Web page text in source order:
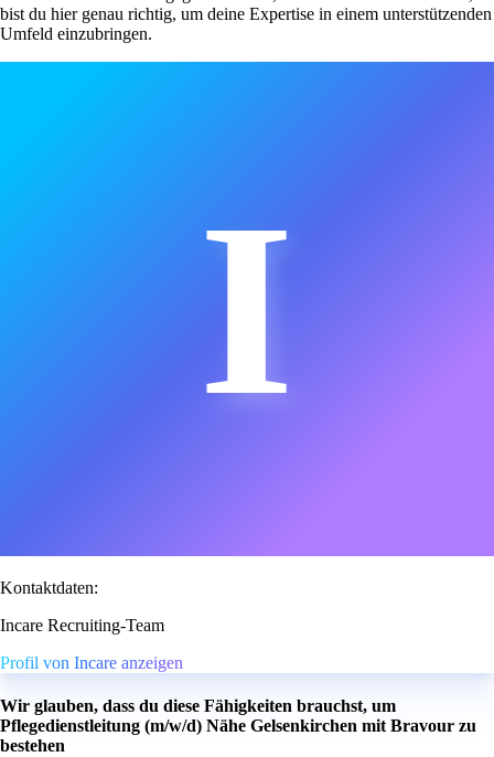
bist du hier genau richtig, um deine Expertise in einem unterstützenden
Umfeld einzubringen.
I
Kontaktdaten:
Incare Recruiting-Team
Profil von Incare anzeigen
Wir glauben, dass du diese Fähigkeiten brauchst, um
Pflegedienstleitung (m/w/d) Nähe Gelsenkirchen mit Bravour zu
bestehen